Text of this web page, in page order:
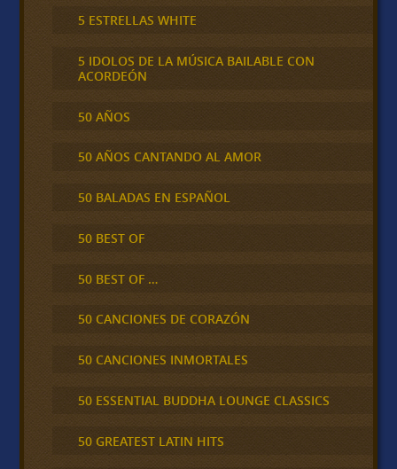
5 ESTRELLAS WHITE
5 IDOLOS DE LA MÚSICA BAILABLE CON
ACORDEÓN
50 AÑOS
50 AÑOS CANTANDO AL AMOR
50 BALADAS EN ESPAÑOL
50 BEST OF
50 BEST OF …
50 CANCIONES DE CORAZÓN
50 CANCIONES INMORTALES
50 ESSENTIAL BUDDHA LOUNGE CLASSICS
50 GREATEST LATIN HITS